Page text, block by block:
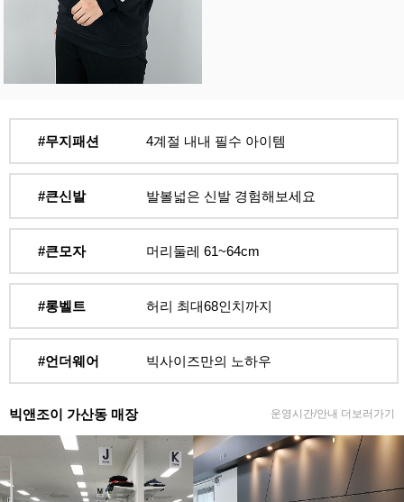
#무지패션 4계절 내내 필수 아이템
#큰신발 발볼넓은 신발 경험해보세요
#큰모자 머리둘레 61~64cm
#롱벨트 허리 최대68인치까지
#언더웨어 빅사이즈만의 노하우
빅앤조이 가산동 매장 운영시간/안내 더보러가기